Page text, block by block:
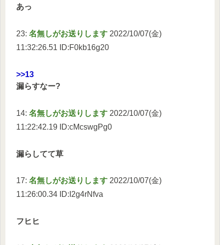
あっ
23: 名無しがお送りします 2022/10/07(金)
11:32:26.51 ID:F0kb16g20
>>13
漏らすなー?
14: 名無しがお送りします 2022/10/07(金)
11:22:42.19 ID:cMcswgPg0
漏らしてて草
17: 名無しがお送りします 2022/10/07(金)
11:26:00.34 ID:I2g4rNfva
フヒヒ